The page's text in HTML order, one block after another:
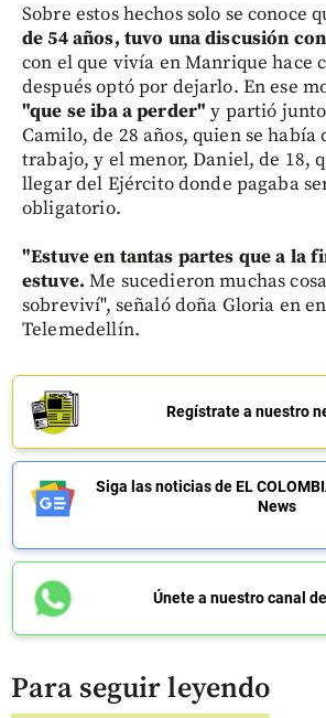
Sobre estos hechos solo se conoce
de 54 años, tuvo una discusión
con el que vivía en Manrique hace
después optó por dejarlo. En ese
"que se iba a perder" y partió
Camilo, de 28 años, quien se había
trabajo, y el menor, Daniel, de 18,
llegar del Ejército donde pagaba
obligatorio.
"Estuve en tantas partes que a la
estuve. Me sucedieron muchas
sobreviví", señaló doña Gloria en
Telemedellín.
Regístrate a nuestro
Siga las noticias de EL
News
Únete a nuestro canal
Para seguir leyendo